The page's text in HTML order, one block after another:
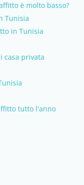
è molto basso?
Tunisia
in Tunisia
casa privata
tutto l'anno